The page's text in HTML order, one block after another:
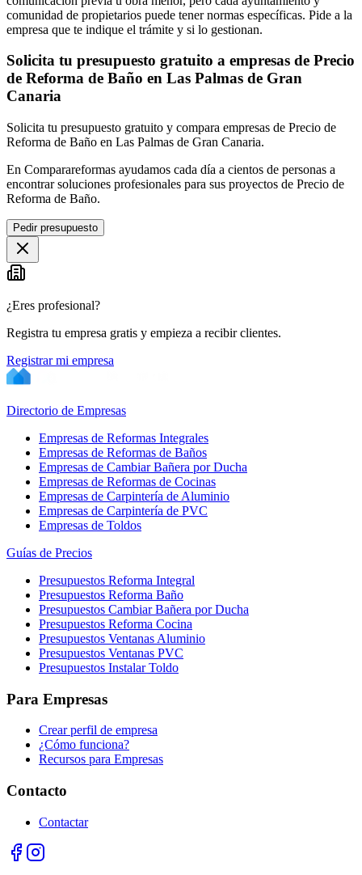
comunidad de propietarios puede tener normas específicas. Pide a la
empresa que te indique el trámite y si lo gestionan.
Solicita tu presupuesto gratuito a empresas de Precio
de Reforma de Baño en Las Palmas de Gran
Canaria
Solicita tu presupuesto gratuito y compara empresas de Precio de
Reforma de Baño en Las Palmas de Gran Canaria.
En Comparareformas ayudamos cada día a cientos de personas a
encontrar soluciones profesionales para sus proyectos de Precio de
Reforma de Baño.
Pedir presupuesto
¿Eres profesional?
Registra tu empresa gratis y empieza a recibir clientes.
Registrar mi empresa
Directorio de Empresas
Empresas de Reformas Integrales
Empresas de Reformas de Baños
Empresas de Cambiar Bañera por Ducha
Empresas de Reformas de Cocinas
Empresas de Carpintería de Aluminio
Empresas de Carpintería de PVC
Empresas de Toldos
Guías de Precios
Presupuestos Reforma Integral
Presupuestos Reforma Baño
Presupuestos Cambiar Bañera por Ducha
Presupuestos Reforma Cocina
Presupuestos Ventanas Aluminio
Presupuestos Ventanas PVC
Presupuestos Instalar Toldo
Para Empresas
Crear perfil de empresa
¿Cómo funciona?
Recursos para Empresas
Contacto
Contactar